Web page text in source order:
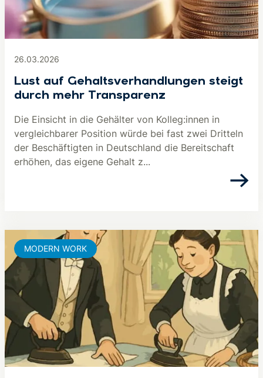
26.03.2026
Lust auf Gehaltsverhandlungen steigt
durch mehr Transparenz
Die Einsicht in die Gehälter von Kolleg:innen in
vergleichbarer Position würde bei fast zwei Dritteln
der Beschäftigten in Deutschland die Bereitschaft
erhöhen, das eigene Gehalt z...
MODERN WORK